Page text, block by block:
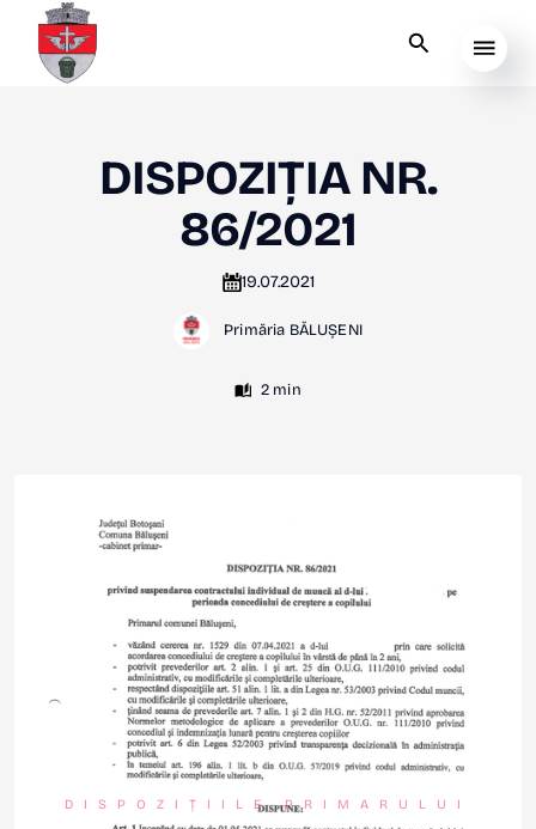
DISPOZIȚIA NR.
86/2021
19.07.2021
Primăria BĂLUȘENI
2 min
DISPOZIȚIILE PRIMARULUI